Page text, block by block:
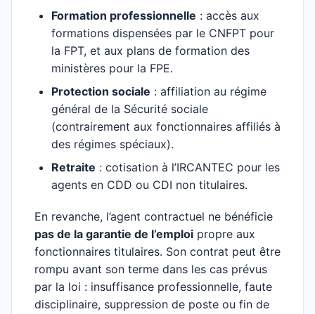
Formation professionnelle : accès aux
formations dispensées par le CNFPT pour
la FPT, et aux plans de formation des
ministères pour la FPE.
Protection sociale : affiliation au régime
général de la Sécurité sociale
(contrairement aux fonctionnaires affiliés à
des régimes spéciaux).
Retraite : cotisation à l’IRCANTEC pour les
agents en CDD ou CDI non titulaires.
En revanche, l’agent contractuel ne bénéficie
pas de la garantie de l’emploi propre aux
fonctionnaires titulaires. Son contrat peut être
rompu avant son terme dans les cas prévus
par la loi : insuffisance professionnelle, faute
disciplinaire, suppression de poste ou fin de